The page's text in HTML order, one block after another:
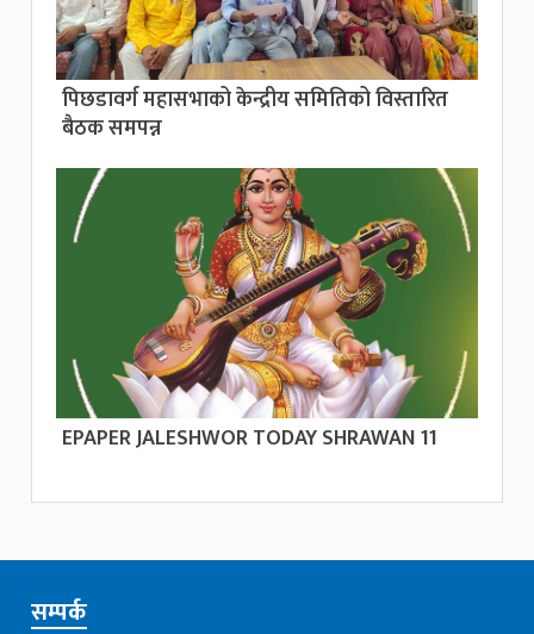
पिछडावर्ग महासभाको केन्द्रीय समितिको विस्तारित
बैठक समपन्न
EPAPER JALESHWOR TODAY SHRAWAN 11
सम्पर्क